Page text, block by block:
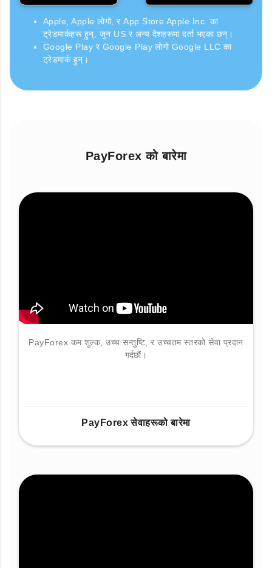
Apple, Apple लोगो, र App Store Apple Inc. का
ट्रेडमार्कहरू हुन्, जुन US र अन्य देशहरूमा दर्ता भएका छन्।
Google Play र Google Play लोगो Google LLC का
ट्रेडमार्क हुन्।
PayForex को बारेमा
PayForex कम शुल्क, उच्च सन्तुष्टि, र उच्चतम स्तरको सेवा प्रदान
गर्दछौं।
PayForex सेवाहरूको बारेमा